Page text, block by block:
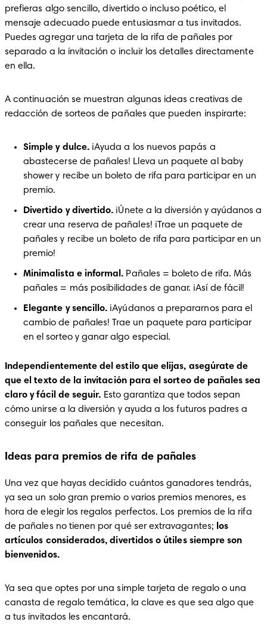
prefieras algo sencillo, divertido o incluso poético, el
mensaje adecuado puede entusiasmar a tus invitados.
Puedes agregar una tarjeta de la rifa de pañales por
separado a la invitación o incluir los detalles directamente
en ella.
A continuación se muestran algunas ideas creativas de
redacción de sorteos de pañales que pueden inspirarte:
Simple y dulce. ¡Ayuda a los nuevos papás a
abastecerse de pañales! Lleva un paquete al baby
shower y recibe un boleto de rifa para participar en un
premio.
Divertido y divertido. ¡Únete a la diversión y ayúdanos a
crear una reserva de pañales! ¡Trae un paquete de
pañales y recibe un boleto de rifa para participar en un
premio!
Minimalista e informal. Pañales = boleto de rifa. Más
pañales = más posibilidades de ganar. ¡Así de fácil!
Elegante y sencillo. ¡Ayúdanos a prepararnos para el
cambio de pañales! Trae un paquete para participar
en el sorteo y ganar algo especial.
Independientemente del estilo que elijas, asegúrate de
que el texto de la invitación para el sorteo de pañales sea
claro y fácil de seguir. Esto garantiza que todos sepan
cómo unirse a la diversión y ayuda a los futuros padres a
conseguir los pañales que necesitan.
Ideas para premios de rifa de pañales
Una vez que hayas decidido cuántos ganadores tendrás,
ya sea un solo gran premio o varios premios menores, es
hora de elegir los regalos perfectos. Los premios de la rifa
de pañales no tienen por qué ser extravagantes; los
artículos considerados, divertidos o útiles siempre son
bienvenidos.
Ya sea que optes por una simple tarjeta de regalo o una
canasta de regalo temática, la clave es que sea algo que
a tus invitados les encantará.